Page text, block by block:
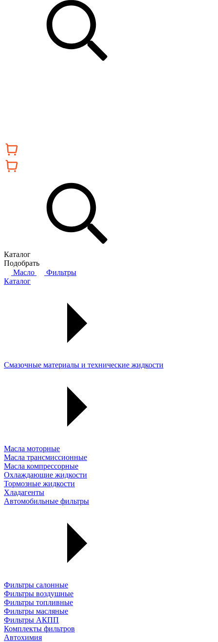
Каталог
Подобрать
Масло
Фильтры
Каталог
Смазочные материалы и технические жидкости
Масла моторные
Масла трансмиссионные
Масла компрессорные
Охлаждающие жидкости
Тормозные жидкости
Хладагенты
Автомобильные фильтры
Фильтры салонные
Фильтры воздушные
Фильтры топливные
Фильтры масляные
Фильтры АКПП
Комплекты фильтров
Автохимия